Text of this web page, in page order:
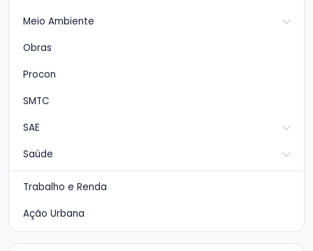
Meio Ambiente
Obras
Procon
SMTC
SAE
Saúde
Trabalho e Renda
Ação Urbana